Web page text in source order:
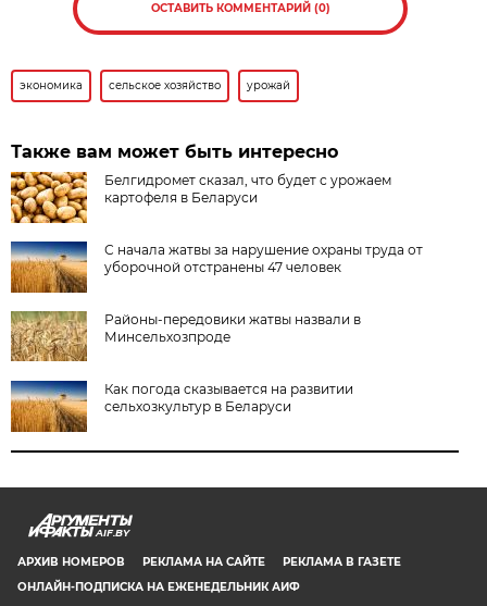
ОСТАВИТЬ КОММЕНТАРИЙ (0)
экономика сельское хозяйство урожай
Также вам может быть интересно
Белгидромет сказал, что будет с урожаем
картофеля в Беларуси
С начала жатвы за нарушение охраны труда от
уборочной отстранены 47 человек
Районы-передовики жатвы назвали в
Минсельхозпроде
Как погода сказывается на развитии
сельхозкультур в Беларуси
AIF.BY
АРХИВ НОМЕРОВ РЕКЛАМА НА САЙТЕ
РЕКЛАМА В ГАЗЕТЕ
ОНЛАЙН-ПОДПИСКА НА ЕЖЕНЕДЕЛЬНИК АИФ